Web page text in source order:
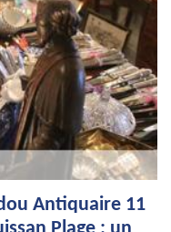
Antiquaire 11